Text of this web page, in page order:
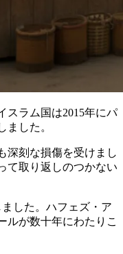
スラム国は2015年にパ
ました。
深刻な損傷を受けまし
て取り返しのつかない
した。ハフェズ・ア
ルが数十年にわたりこ